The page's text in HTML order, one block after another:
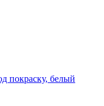
покраску, белый